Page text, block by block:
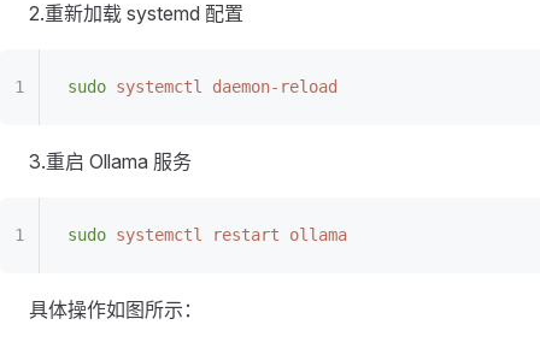
2.重新加载 systemd 配置
sudo systemctl daemon-reload
3.重启 Ollama 服务
sudo systemctl restart ollama
具体操作如图所示：